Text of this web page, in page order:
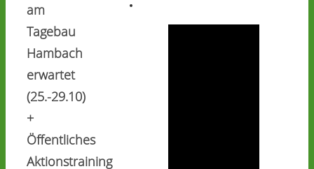
am
Tagebau
Hambach
erwartet
(25.-29.10)
+
Öffentliches
Aktionstraining